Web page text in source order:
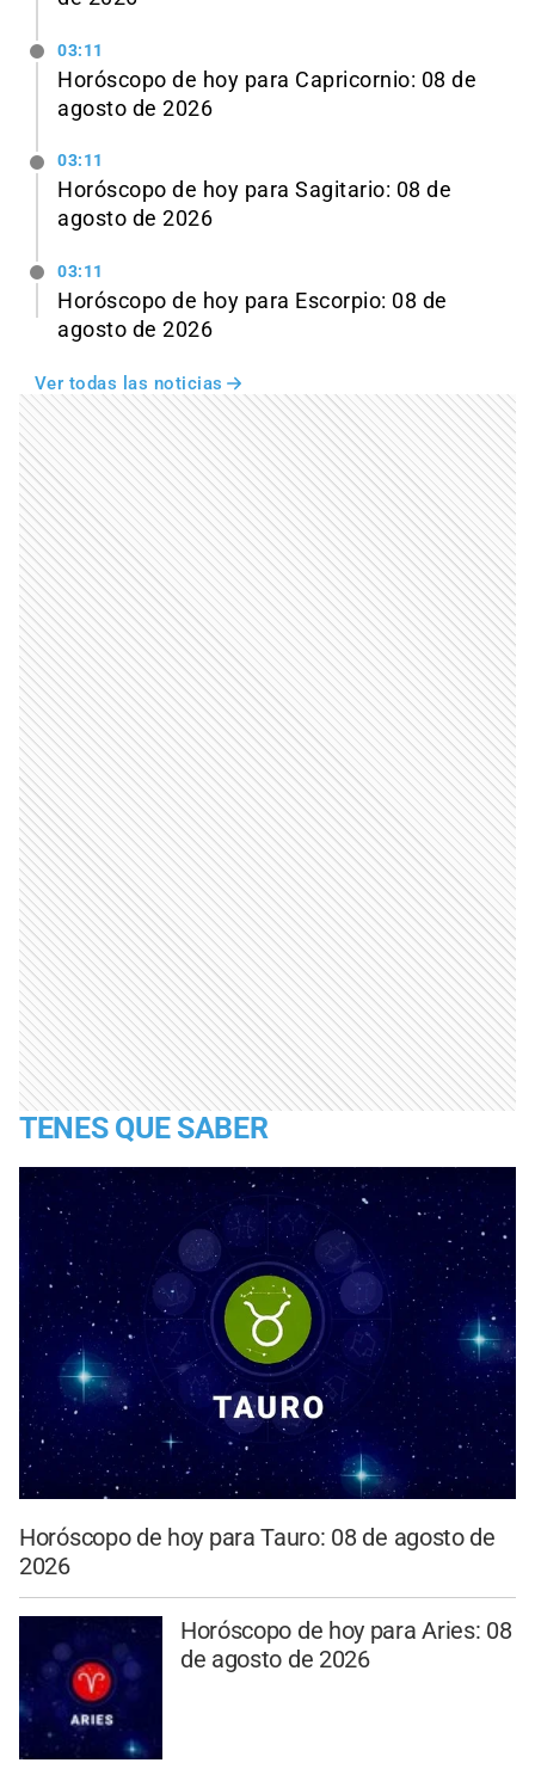
03:11
Horóscopo de hoy para Capricornio: 08 de
agosto de 2026
03:11
Horóscopo de hoy para Sagitario: 08 de
agosto de 2026
03:11
Horóscopo de hoy para Escorpio: 08 de
agosto de 2026
Ver todas las noticias
TENES QUE SABER
Horóscopo de hoy para Tauro: 08 de agosto de
2026
Horóscopo de hoy para Aries: 08
de agosto de 2026